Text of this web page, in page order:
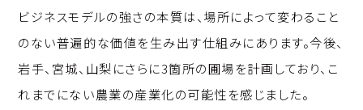
ビジネスモデルの強さの本質は、場所によって変わること
のない普遍的な価値を生み出す仕組みにあります。今後、
岩手、宮城、山梨にさらに3箇所の圃場を計画しており、こ
れまでにない農業の産業化の可能性を感じました。